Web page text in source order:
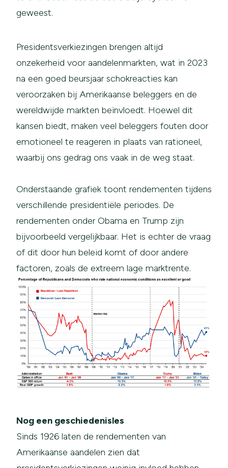
geweest.
Presidentsverkiezingen brengen altijd
onzekerheid voor aandelenmarkten, wat in 2023
na een goed beursjaar schokreacties kan
veroorzaken bij Amerikaanse beleggers en de
wereldwijde markten beïnvloedt. Hoewel dit
kansen biedt, maken veel beleggers fouten door
emotioneel te reageren in plaats van rationeel,
waarbij ons gedrag ons vaak in de weg staat.
Onderstaande grafiek toont rendementen tijdens
verschillende presidentiële periodes. De
rendementen onder Obama en Trump zijn
bijvoorbeeld vergelijkbaar. Het is echter de vraag
of dit door hun beleid komt of door andere
factoren, zoals de extreem lage marktrente.
Nog een geschiedenisles
Sinds 1926 laten de rendementen van
Amerikaanse aandelen zien dat